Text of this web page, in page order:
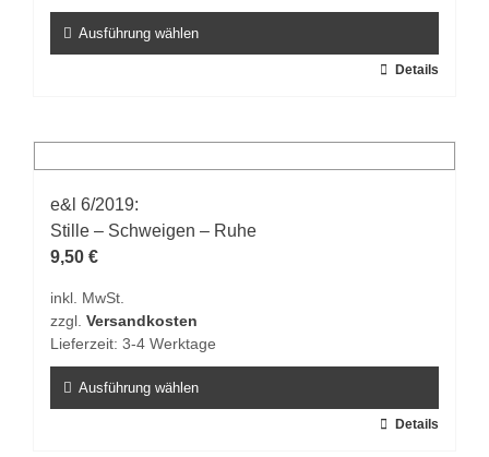
gewählt
werden
Ausführung wählen
Varianten
auf.
Die
Optionen
auf
der
gewählt
werden
Details
e&l 6/2019:
Stille – Schweigen – Ruhe
9,50 €
inkl. MwSt.
zzgl. Versandkosten
Lieferzeit: 3-4 Werktage
Ausführung wählen
Details